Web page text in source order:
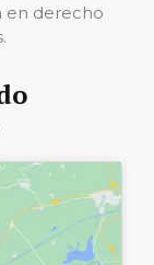
en derecho